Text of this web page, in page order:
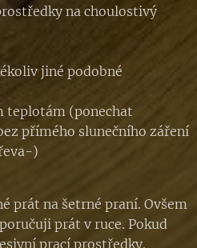
na choulostivý
jiné podobné
teplotám (ponechat
přímého slunečního záření
)
prát na šetrné praní. Ovšem
prát v ruce. Pokud
prací prostředky.